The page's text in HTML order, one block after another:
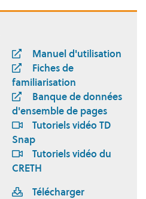
Manuel d'utilisation
Fiches de
familiarisation
Banque de données
d'ensemble de pages
Tutoriels vidéo TD
Snap
Tutoriels vidéo du
CRETH
Télécharger